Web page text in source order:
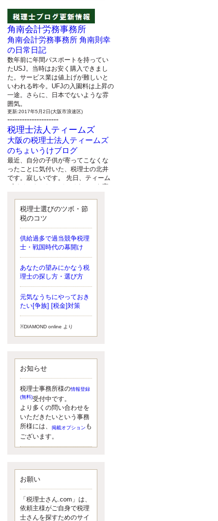
角南会計労務事務所
角南会計労務事務所 角南則幸
の日常日記
数年前に年間パスポートを持ってい
たUSJ。当時はお安く購入できまし
た。サービス業は値上げが難しいと
いわれる昨今。UFJの入園料は上昇の
一途。さらに、日本でないような雰
囲気。
更新:2017年5月2日(大阪市浪速区)
---------------------
税理士法人ティームズ
大阪の税理士法人ティームズ
のちょいうけブログ
最近、自分の子供が寄ってこなくな
ったことに気付いた、税理士の北井
です。寂しいです。 先日、ティーム
ズイベントとしてバーベキューを実
と思いましたが、そこはセンスある
後のブロガーに任せようと思いま
更新:2017年5月1日(大阪市北区)
---------------------
サクセス会計事務所
サクセス税理士のお役立ちブ
ログ
平成２７年１月１日以降開始の相続
より、相続税の基礎控除額（相続税
が課税されない遺産の上限額）が縮
小されたため、お亡くなりになった
更新:2017年5月1日(大阪市中央区)
---------------------
湘南のぽっちゃり女性税理士
松村文子と湘南ＢＵ
また最近、税理士試験のご相談を受
けることおおくなりました。受験申
し込み受け付け開始になるからです
ね。勉強したが、中途半端なので、
受験が無駄に思っている人もいるよ
うです。まず、私ならダメと思う前
に、全力で勝負してみたいです！
更新:2017年5月1日(神奈川県藤沢市)
---------------------
イクメン税理士による税金ブ
ログです。
なくて七クセ 目は口ほどにモノを言
う 色んなことわざがありますが、無
意識に出ている身体のサイン。 心理
学では、ちゃんと意味があるようで
税理士選びのツボ・節
税のコツ
供給過多で過当競争税理
士・戦国時代の幕開け
あなたの望みにかなう税
理士の探し方・選び方
元気なうちにやっておき
たい[争族] [税金]対策
※DIAMOND online より
お知らせ
税理士事務所様の情報登録
(無料)受付中です。
より多くの問い合わせを
いただきたいという事務
所様には、
掲載オプション も
ございます。
お願い
「税理士さん.com」は、
依頼主様がご自身で税理
士さんを探すためのサイ